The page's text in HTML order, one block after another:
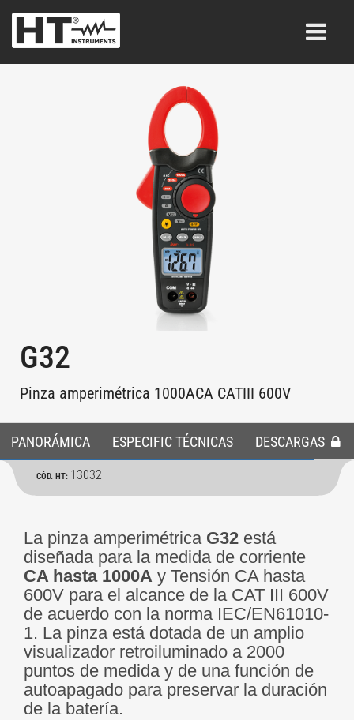
G32
Pinza amperimétrica 1000ACA CATIII 600V
PANORÁMICA ESPECIFIC TÉCNICAS DESCARGAS
CÓD. HT: 13032
La pinza amperimétrica G32 está
diseñada para la medida de corriente
CA hasta 1000A y Tensión CA hasta
600V para el alcance de la CAT III 600V
de acuerdo con la norma IEC/EN61010-
1. La pinza está dotada de un amplio
visualizador retroiluminado a 2000
puntos de medida y de una función de
autoapagado para preservar la duración
de la batería.